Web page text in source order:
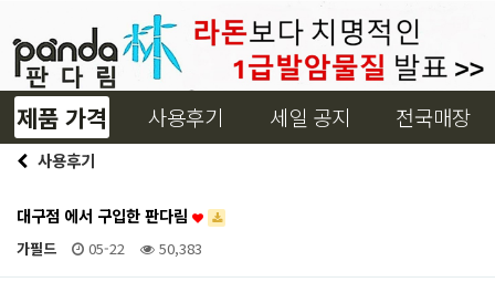
제품 가격 사용후기 세일 공지 전국매장
사용후기
대구점 에서 구입한 판다림
가필드 05-22 50,383